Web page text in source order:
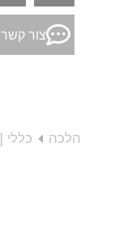
צור קשר
הלכה
כללי